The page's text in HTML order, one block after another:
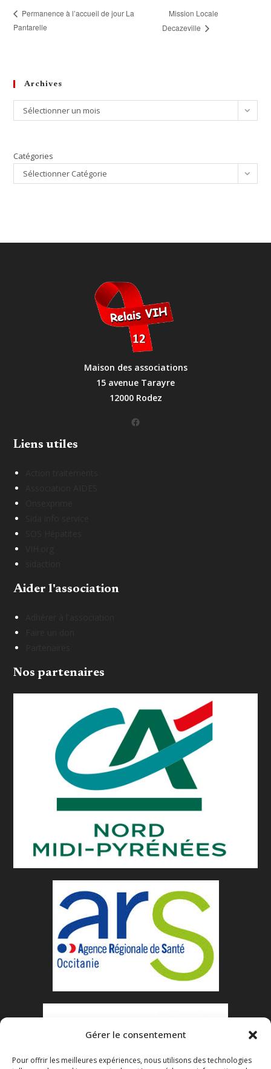
Gérer le consentement
Pour offrir les meilleures expériences, nous utilisons des technologies
Permanence à l’accueil de jour La
Pantarelle
Mission Locale
Decazeville
Archives
Archives
Sélectionner un mois
Catégories
Sélectionner Catégorie
Maison des associations
15 avenue Tarayre
12000 Rodez
Facebook
Liens utiles
Aider l'association
Nos partenaires